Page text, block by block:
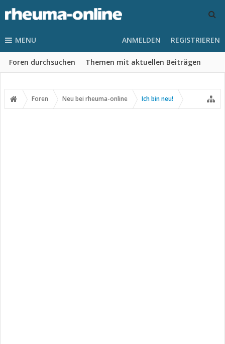
MENU
Foren durchsuchen Themen mit aktuellen Beiträgen
ANMELDEN REGISTRIEREN
Foren Neu bei rheuma-online Ich bin neu!